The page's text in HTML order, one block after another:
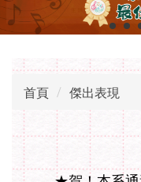
首頁 傑出表現